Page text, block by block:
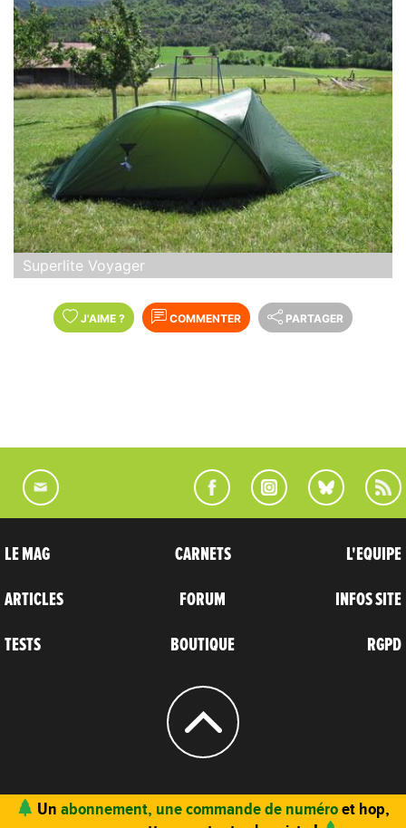
Superlite Voyager
J'AIME ? COMMENTER PARTAGER
LE MAG
ARTICLES
TESTS
CARNETS
FORUM
BOUTIQUE
L'EQUIPE
INFOS SITE
RGPD
© 2004 - 2026 CARNETS D’AVENTURES
Un abonnement, une commande de numéroet hop,